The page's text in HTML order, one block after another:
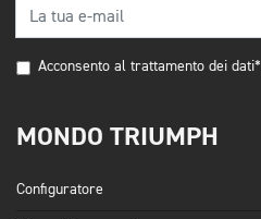
Acconsento al trattamento dei dati*
MONDO TRIUMPH
Configuratore